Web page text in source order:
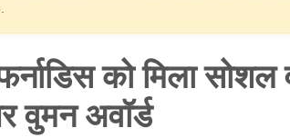
को मिला सोशल
वुमन अवॉर्ड